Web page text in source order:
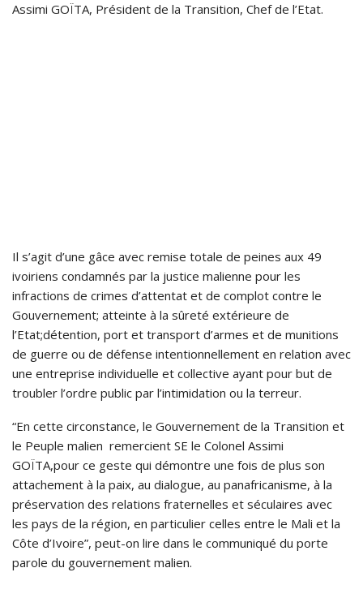
Assimi GOÏTA, Président de la Transition, Chef de l’Etat.
Il s’agit d’une gâce avec remise totale de peines aux 49
ivoiriens condamnés par la justice malienne pour les
infractions de crimes d’attentat et de complot contre le
Gouvernement; atteinte à la sûreté extérieure de
l’Etat;détention, port et transport d’armes et de munitions
de guerre ou de défense intentionnellement en relation avec
une entreprise individuelle et collective ayant pour but de
troubler l’ordre public par l’intimidation ou la terreur.
“En cette circonstance, le Gouvernement de la Transition et
le Peuple malien remercient SE le Colonel Assimi
GOÏTA,pour ce geste qui démontre une fois de plus son
attachement à la paix, au dialogue, au panafricanisme, à la
préservation des relations fraternelles et séculaires avec
les pays de la région, en particulier celles entre le Mali et la
Côte d’Ivoire”, peut-on lire dans le communiqué du porte
parole du gouvernement malien.